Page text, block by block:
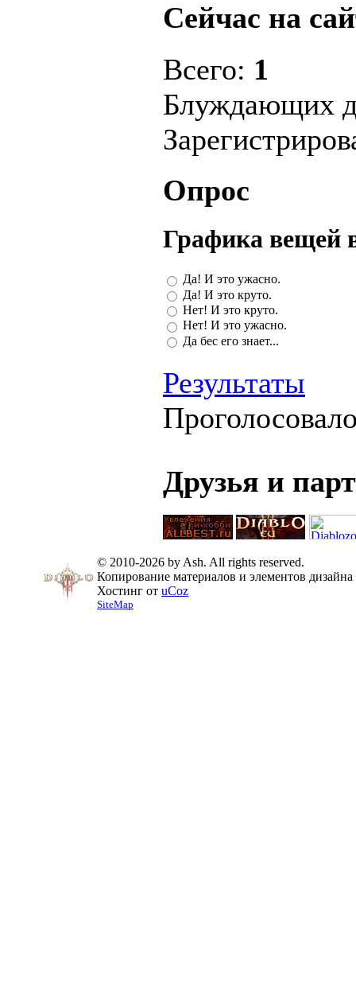
Сейчас на
Всего: 1
Блуждающих
Опрос
Графика вещей
Да! И это ужасно.
Да! И это круто.
Нет! И это круто.
Нет! И это ужасно.
Да бес его знает...
Результаты
Друзья и
© 2010-2026 by Ash. All rights reserved.
Копирование материалов и элементов
Хостинг от uCoz
SiteMap